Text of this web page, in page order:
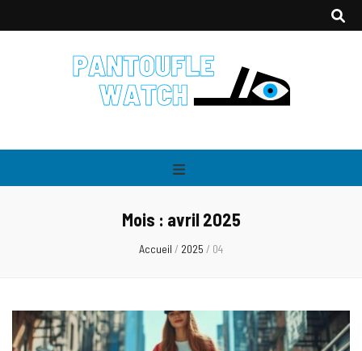
Pantouflewatch
Mois : avril 2025
Accueil / 2025 / 04